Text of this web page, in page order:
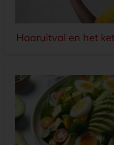
Haaruitval en het